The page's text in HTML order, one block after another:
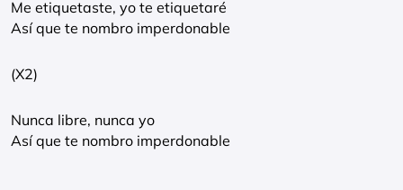
Me etiquetaste, yo te etiquetaré
Así que te nombro imperdonable
(X2)
Nunca libre, nunca yo
Así que te nombro imperdonable